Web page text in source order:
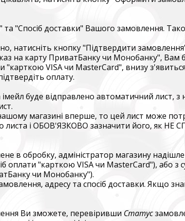
та "Спосіб доставки" Вашого замовлення.
натисніть кнопку "Підтвердити
на карту ПриватБанку чи Монобанку", Вам
VISA чи MasterCard", внизу
оплату.
буде відправлено автоматичний
магазині вперше, то цей лист може
листа і ОБОВ'ЯЗКОВО зазначити його, як
в обробку, адміністратор магазину
оплати "карткою VISA чи MasterCard"), або
чи Монобанку").
адресу та спосіб доставки. Якщо
Ви зможете, перевіривши Статус
допомагаємо бойовим підрозділам (ЗСУ, НГУ, ДПСУ,
вже виконує бойові завдання у гарячих точках.
help combat units (ZSU, NMU, SBGS, Territorial Defense
our priorities and capabilities. We give priority to those
combat missions in hotspots.
Misto Festival
коштів на потреби Окремого Загону Спеціального
сім’ям бійців загиблих.
campaign for the Azov Special Forces Regiment